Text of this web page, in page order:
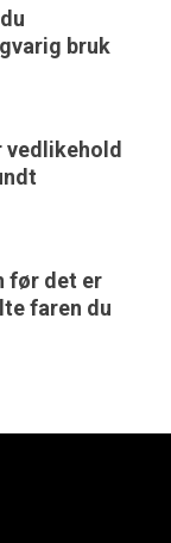
bruk
vedlikehold
før det er
faren du